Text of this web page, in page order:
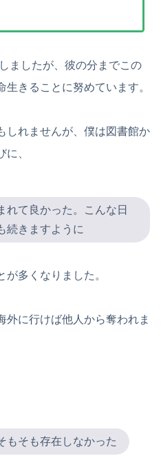
ましたが、彼の分までこの
きることに努めています。
しれませんが、僕は図書館か
、
れて良かった。こんな日
続きますように
多くなりました。
外に行けば他人から奪われま
もそも存在しなかった